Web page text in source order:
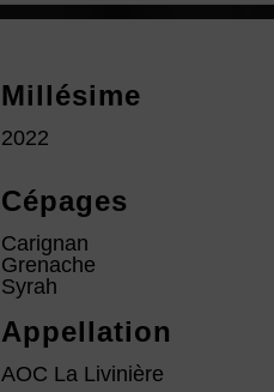
Millésime
2022
Cépages
Carignan
Grenache
Syrah
Appellation
AOC La Livinière